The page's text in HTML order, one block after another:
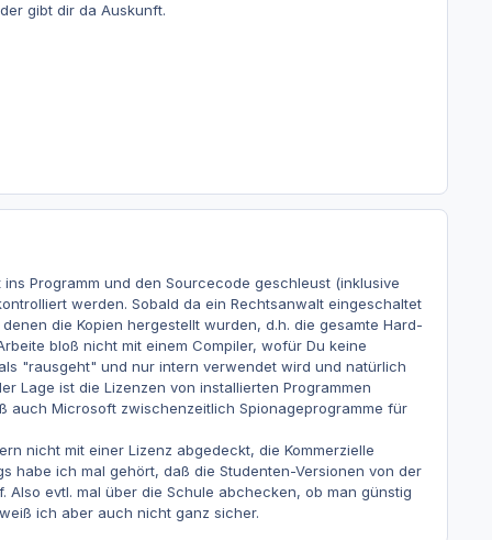
gibt dir da Auskunft.
Programm und den Sourcecode geschleust (inklusive
werden. Sobald da ein Rechtsanwalt eingeschaltet
die Kopien hergestellt wurden, d.h. die gesamte Hard-
bloß nicht mit einem Compiler, wofür Du keine
"rausgeht" und nur intern verwendet wird und natürlich
Lage ist die Lizenzen von installierten Programmen
auch Microsoft zwischenzeitlich Spionageprogramme für
nicht mit einer Lizenz abgedeckt, die Kommerzielle
habe ich mal gehört, daß die Studenten-Versionen von der
evtl. mal über die Schule abchecken, ob man günstig
ich aber auch nicht ganz sicher.